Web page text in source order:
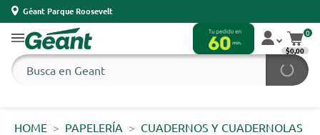
Géant Parque Roosevelt
0
$0,00
HOME PAPELERÍA
CUADERNOS Y CUADERNOLAS